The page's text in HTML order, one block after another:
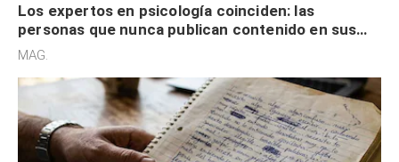
Los expertos en psicología coinciden: las
personas que nunca publican contenido en sus
redes sociales no pretenden buscar validación
MAG.